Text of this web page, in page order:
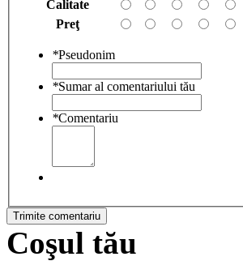
Calitate
Preţ
*Pseudonim
*Sumar al comentariului tău
*Comentariu
Trimite comentariu
Coşul tău